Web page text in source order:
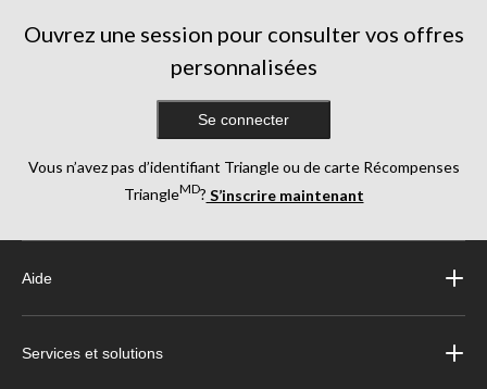
Ouvrez une session pour consulter vos offres
personnalisées
Se connecter
Vous n’avez pas d’identifiant Triangle ou de carte Récompenses
TriangleMD? S’inscrire maintenant
Aide
Services et solutions